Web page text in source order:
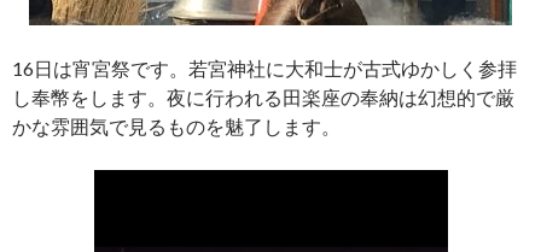
16日は宵宮祭です。若宮神社に大和士が古式ゆかしく参拝
し奉幣をします。夜に行われる田楽座の奉納は幻想的で厳
かな雰囲気で見るものを魅了します。